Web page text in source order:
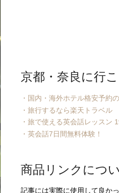
京都・奈良に行こ
・国内・海外ホテル格安予約
・旅行するなら楽天トラベル
・旅で使える英会話レッスン
・英会話7日間無料体験！
商品リンクにつ
記事には実際に使用して良か